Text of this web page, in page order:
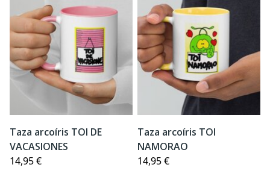
Taza arcoíris TOI DE
VACASIONES
14,95 €
Taza arcoíris TOI
NAMORAO
14,95 €